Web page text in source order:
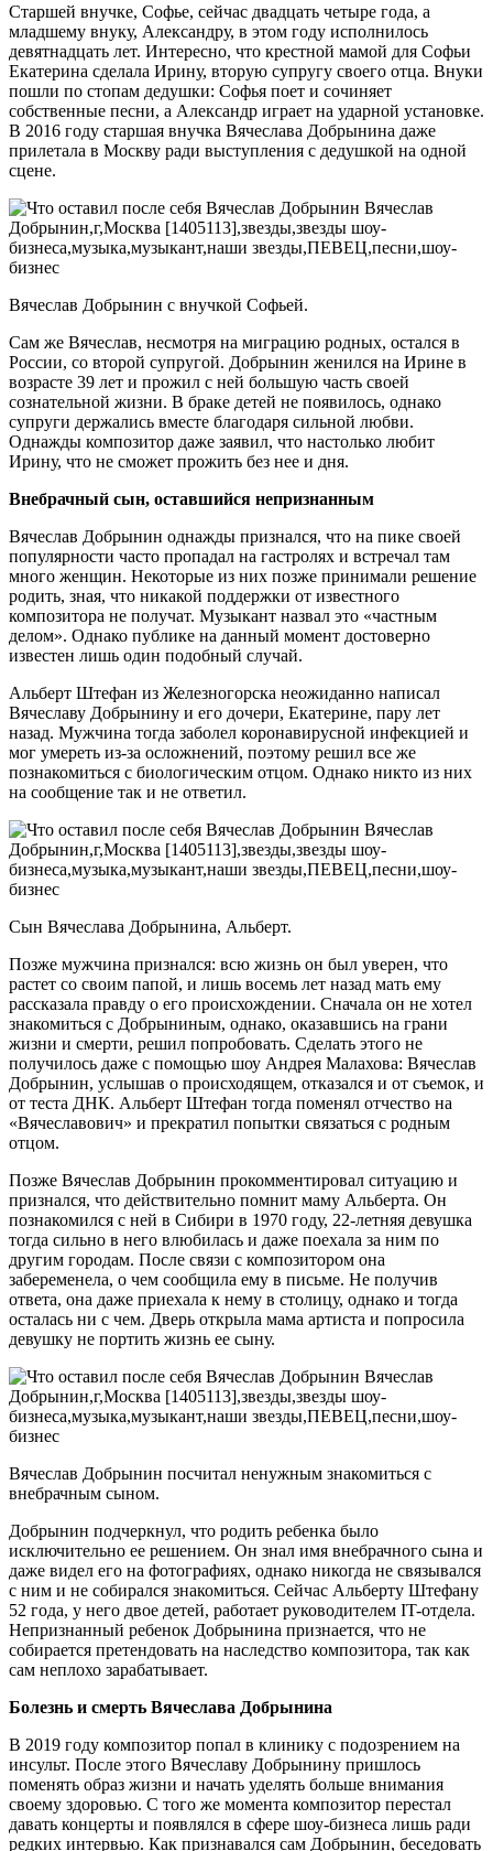
Старшей внучке, Софье, сейчас двадцать четыре года, а
младшему внуку, Александру, в этом году исполнилось
девятнадцать лет. Интересно, что крестной мамой для Софьи
Екатерина сделала Ирину, вторую супругу своего отца. Внуки
пошли по стопам дедушки: Софья поет и сочиняет
собственные песни, а Александр играет на ударной установке.
В 2016 году старшая внучка Вячеслава Добрынина даже
прилетала в Москву ради выступления с дедушкой на одной
сцене.
Вячеслав Добрынин с внучкой Софьей.
Сам же Вячеслав, несмотря на миграцию родных, остался в
России, со второй супругой. Добрынин женился на Ирине в
возрасте 39 лет и прожил с ней большую часть своей
сознательной жизни. В браке детей не появилось, однако
супруги держались вместе благодаря сильной любви.
Однажды композитор даже заявил, что настолько любит
Ирину, что не сможет прожить без нее и дня.
Внебрачный сын, оставшийся непризнанным
Вячеслав Добрынин однажды признался, что на пике своей
популярности часто пропадал на гастролях и встречал там
много женщин. Некоторые из них позже принимали решение
родить, зная, что никакой поддержки от известного
композитора не получат. Музыкант назвал это «частным
делом». Однако публике на данный момент достоверно
известен лишь один подобный случай.
Альберт Штефан из Железногорска неожиданно написал
Вячеславу Добрынину и его дочери, Екатерине, пару лет
назад. Мужчина тогда заболел коронавирусной инфекцией и
мог умереть из-за осложнений, поэтому решил все же
познакомиться с биологическим отцом. Однако никто из них
на сообщение так и не ответил.
Сын Вячеслава Добрынина, Альберт.
Позже мужчина признался: всю жизнь он был уверен, что
растет со своим папой, и лишь восемь лет назад мать ему
рассказала правду о его происхождении. Сначала он не хотел
знакомиться с Добрыниным, однако, оказавшись на грани
жизни и смерти, решил попробовать. Сделать этого не
получилось даже с помощью шоу Андрея Малахова: Вячеслав
Добрынин, услышав о происходящем, отказался и от съемок, и
от теста ДНК. Альберт Штефан тогда поменял отчество на
«Вячеславович» и прекратил попытки связаться с родным
отцом.
Позже Вячеслав Добрынин прокомментировал ситуацию и
признался, что действительно помнит маму Альберта. Он
познакомился с ней в Сибири в 1970 году, 22-летняя девушка
тогда сильно в него влюбилась и даже поехала за ним по
другим городам. После связи с композитором она
забеременела, о чем сообщила ему в письме. Не получив
ответа, она даже приехала к нему в столицу, однако и тогда
осталась ни с чем. Дверь открыла мама артиста и попросила
девушку не портить жизнь ее сыну.
Вячеслав Добрынин посчитал ненужным знакомиться с
внебрачным сыном.
Добрынин подчеркнул, что родить ребенка было
исключительно ее решением. Он знал имя внебрачного сына и
даже видел его на фотографиях, однако никогда не связывался
с ним и не собирался знакомиться. Сейчас Альберту Штефану
52 года, у него двое детей, работает руководителем IT-отдела.
Непризнанный ребенок Добрынина признается, что не
собирается претендовать на наследство композитора, так как
сам неплохо зарабатывает.
Болезнь и смерть Вячеслава Добрынина
В 2019 году композитор попал в клинику с подозрением на
инсульт. После этого Вячеславу Добрынину пришлось
поменять образ жизни и начать уделять больше внимания
своему здоровью. С того же момента композитор перестал
давать концерты и появлялся в сфере шоу-бизнеса лишь ради
редких интервью. Как признавался сам Добрынин, беседовать